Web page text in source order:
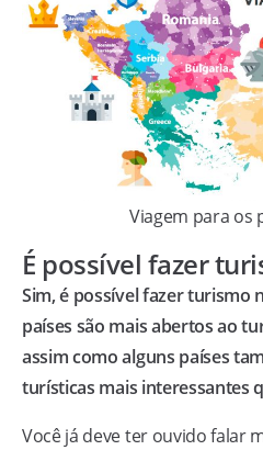
Viagem para os
É possível fazer
Sim, é possível fazer turismo
países são mais abertos ao
assim como alguns países
turísticas mais interessantes
Você já deve ter ouvido falar